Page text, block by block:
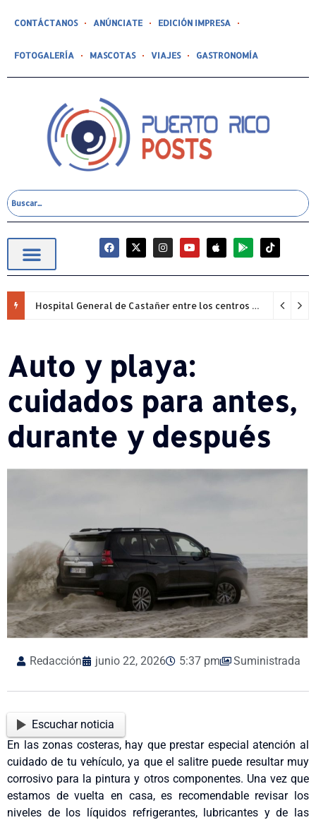
CONTÁCTANOS ANÚNCIATE EDICIÓN IMPRESA
FOTOGALERÍA MASCOTAS VIAJES GASTRONOMÍA
Hospital General de Castañer entre los centros de salud comunitarios con mejor desempeño clínico de Estados Unidos
Auto y playa:
cuidados para antes,
durante y después
Redacción junio 22, 2026 5:37 pm Suministrada
Escuchar noticia
En las zonas costeras, hay que prestar especial atención al
cuidado de tu vehículo, ya que el salitre puede resultar muy
corrosivo para la pintura y otros componentes. Una vez que
estamos de vuelta en casa, es recomendable revisar los
niveles de los líquidos refrigerantes, lubricantes y de las